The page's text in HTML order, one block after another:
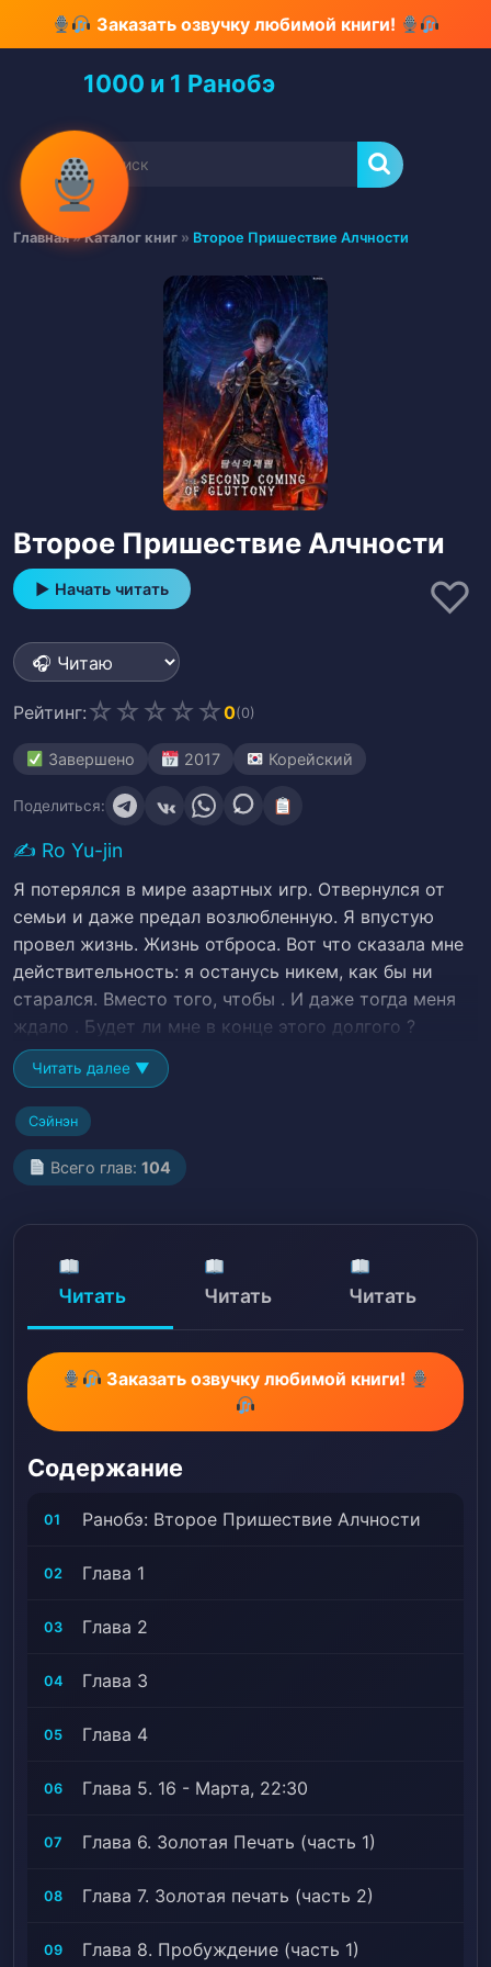
Перейти
Заказать озвучку любимой книги!
1000 и 1 Ранобэ
Найти:
Главная»Каталог книг » Второе Пришествие Алчности
Второе Пришествие Алчности
▶ Начать читать ♡
Рейтинг: ☆ ☆ ☆ ☆ ☆0(0)
Завершено 2017 Корейский
Поделиться:
✍️ Ro Yu-jin
Я потерялся в мире азартных игр. Отвернулся от
семьи и даже предал возлюбленную. Я впустую
провел жизнь. Жизнь отброса. Вот что сказала мне
действительность: я останусь никем, как бы ни
старался. Вместо того, чтобы . И даже тогда меня
ждало . Будет ли мне в конце этого долгого ?
Читать далее ▼
Сэйнэн
Всего глав:104
Читать Читать Читать
Заказать озвучку любимой книги!
Содержание
01 Ранобэ: Второе Пришествие Алчности
02 Глава 1
03 Глава 2
04 Глава 3
05 Глава 4
06 Глава 5. 16 - Марта, 22:30
07 Глава 6. Золотая Печать (часть 1)
08 Глава 7. Золотая печать (часть 2)
09 Глава 8. Пробуждение (часть 1)